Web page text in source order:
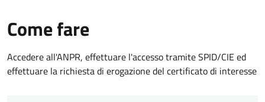
Come fare
Accedere all'ANPR, effettuare l'accesso tramite SPID/CIE ed
effettuare la richiesta di erogazione del certificato di interesse